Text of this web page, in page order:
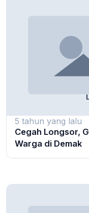
5 tahun yang lalu
Cegah Longsor,
Warga di Demak